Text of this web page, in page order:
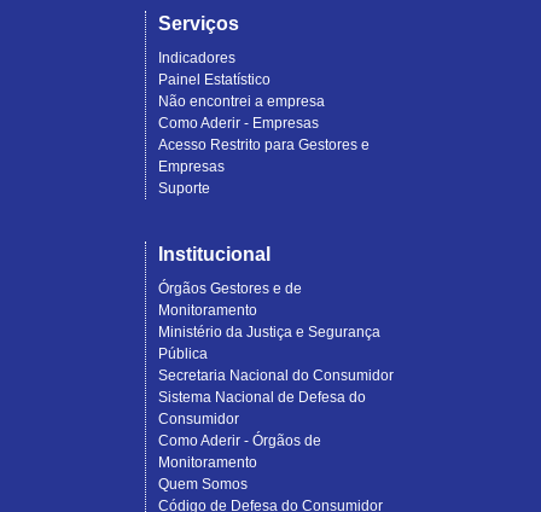
Serviços
Indicadores
Painel Estatístico
Não encontrei a empresa
Como Aderir - Empresas
Acesso Restrito para Gestores e
Empresas
Suporte
Institucional
Órgãos Gestores e de
Monitoramento
Ministério da Justiça e Segurança
Pública
Secretaria Nacional do Consumidor
Sistema Nacional de Defesa do
Consumidor
Como Aderir - Órgãos de
Monitoramento
Quem Somos
Código de Defesa do Consumidor